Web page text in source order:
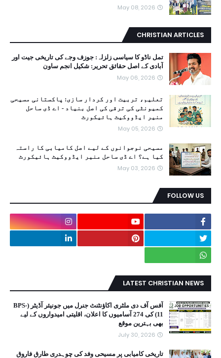
May 08, 2026
CHRISTIAN ARTICLES
تمل ناڈو کا سیاسی زلزلہ: جوزف وجے کی تاریخی جیت اور
آبادی کے اصل حقائق تحریر: شکیل انجم ساون
May 06, 2026
تعلیم، تربیت اور کردار سازی: پاکستانی مسیحی
کمیونٹی کی ترقی کی اصل بنیاد - اے ڈی ساحل
منیر ایڈووکیٹ ہائیکورٹ
May 05, 2026
مسیحی نوجوانوں کے لیے اصل کامیابی کا راستہ
کیا ہے؟ اے ڈی ساحل منیر ایڈووکیٹ ہائیکورٹ
May 03, 2026
FOLLOW US
LATEST CHRISTIAN NEWS
آفس آف دی ملٹری اکاؤنٹنٹ جنرل میں جونیئر آڈیٹر (BPS-
11) کی 274 آسامیوں کا اعلان، اقلیتی امیدواروں کے لیے
بھی بہترین موقع
July 30, 2026
تاریخی کامیابی پر مسیحی وفد کی چوہدری طارق فاروق